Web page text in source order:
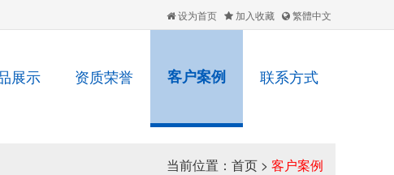
设为首页 加入收藏 繁體中文
联系方式
客户案例
资质荣誉
展示
当前位置： 首页 > 客户案例